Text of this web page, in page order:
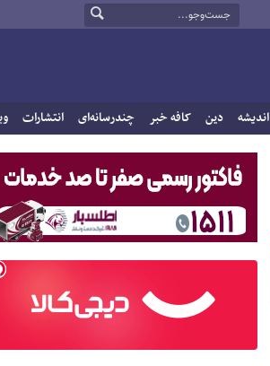
اندیشه دین کافه خبر چندرسانه‌ای انتشارات